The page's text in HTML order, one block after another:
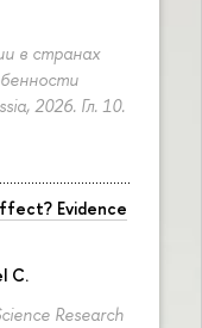
в странах
2026. Гл. 10.
Evidence
C.
Research